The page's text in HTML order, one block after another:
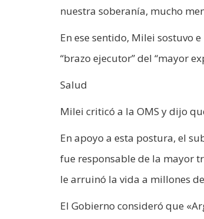
nuestra soberanía, mucho
En ese sentido, Milei sostuvo
“brazo ejecutor” del “mayor
Salud
Milei criticó a la OMS y dijo
En apoyo a esta postura, el
fue responsable de la mayor
le arruinó la vida a millones
El Gobierno consideró que